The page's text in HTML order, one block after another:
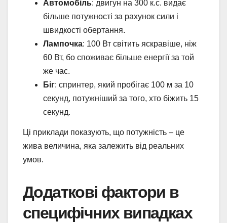
Автомобіль: двигун на 300 к.с. видає
більше потужності за рахунок сили і
швидкості обертання.
Лампочка: 100 Вт світить яскравіше, ніж
60 Вт, бо споживає більше енергії за той
же час.
Біг: спринтер, який пробігає 100 м за 10
секунд, потужніший за того, хто біжить 15
секунд.
Ці приклади показують, що потужність – це
жива величина, яка залежить від реальних
умов.
Додаткові фактори в
специфічних випадках